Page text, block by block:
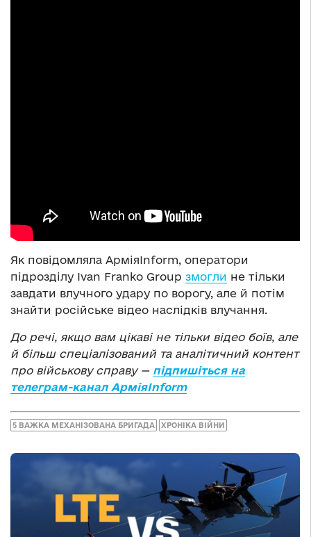
Як повідомляла АрміяInform, оператори
підрозділу Ivan Franko Group змогли не тільки
завдати влучного удару по ворогу, але й потім
знайти російське відео наслідків влучання.
До речі, якщо вам цікаві не тільки відео боїв, але
й більш спеціалізований та аналітичний контент
про військову справу — підпишіться на
телеграм-канал АрміяInform
5 ВАЖКА МЕХАНІЗОВАНА БРИГАДА ХРОНІКА ВІЙНИ